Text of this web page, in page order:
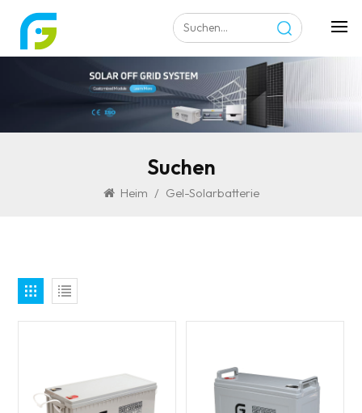
Suchen
Heim / Gel-Solarbatterie